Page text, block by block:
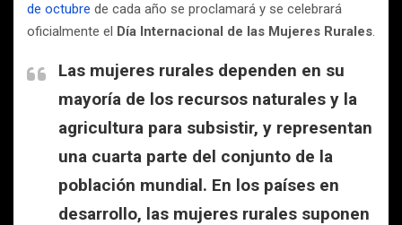
de octubre de cada año se proclamará y se celebrará
oficialmente el Día Internacional de las Mujeres Rurales.
Las mujeres rurales dependen en su
mayoría de los recursos naturales y la
agricultura para subsistir, y representan
una cuarta parte del conjunto de la
población mundial. En los países en
desarrollo, las mujeres rurales suponen